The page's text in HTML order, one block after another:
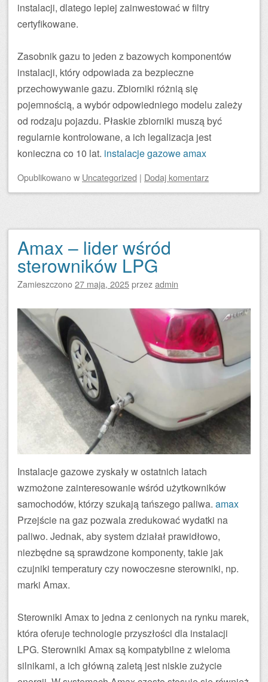
instalacji, dlatego lepiej zainwestować w filtry
certyfikowane.
Zasobnik gazu to jeden z bazowych komponentów
instalacji, który odpowiada za bezpieczne
przechowywanie gazu. Zbiorniki różnią się
pojemnością, a wybór odpowiedniego modelu zależy
od rodzaju pojazdu. Płaskie zbiorniki muszą być
regularnie kontrolowane, a ich legalizacja jest
konieczna co 10 lat. instalacje gazoweamax
Opublikowanow Uncategorized | Dodaj komentarz
Amax – lider wśród
sterowników LPG
Zamieszczono27 maja, 2025przezadmin
Instalacje gazowe zyskały w ostatnich latach
wzmożone zainteresowanie wśród użytkowników
samochodów, którzy szukają tańszego paliwa. amax
Przejście na gaz pozwala zredukować wydatki na
paliwo. Jednak, aby system działał prawidłowo,
niezbędne są sprawdzone komponenty, takie jak
czujniki temperatury czy nowoczesne sterowniki, np.
marki Amax.
Sterowniki Amax to jedna z cenionych na rynku marek,
która oferuje technologie przyszłości dla instalacji
LPG. Sterowniki Amax są kompatybilne z wieloma
silnikami, a ich główną zaletą jest niskie zużycie